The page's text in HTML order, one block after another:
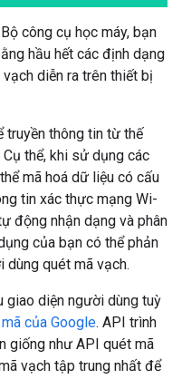
công cụ học máy, bạn
hầu hết các định dạng
diễn ra trên thiết bị
truyền thông tin từ thế
thể, khi sử dụng các
mã hoá dữ liệu có cấu
tin xác thực mạng Wi-
động nhận dạng và phân
của bạn có thể phản
dùng quét mã vạch.
diện người dùng tuỳ
của Google. API trình
giống như API quét mã
vạch tập trung nhất để